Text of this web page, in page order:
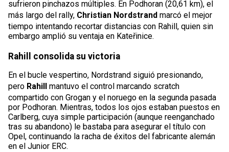
sufrieron pinchazos múltiples. En Podhoran (20,61 km), el
más largo del rally, Christian Nordstrand marcó el mejor
tiempo intentando recortar distancias con Rahill, quien sin
embargo amplió su ventaja en Kateřinice.
Rahill consolida su victoria
En el bucle vespertino, Nordstrand siguió presionando,
pero Rahill mantuvo el control marcando scratch
compartido con Grogan y el noruego en la segunda pasada
por Podhoran. Mientras, todos los ojos estaban puestos en
Carlberg, cuya simple participación (aunque reenganchado
tras su abandono) le bastaba para asegurar el título con
Opel, continuando la racha de éxitos del fabricante alemán
en el Junior ERC.